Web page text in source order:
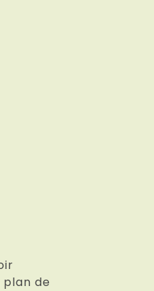
plan de